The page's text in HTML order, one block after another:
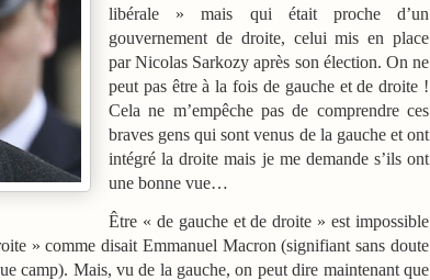
libérale » mais qui était proche d’un
gouvernement de droite, celui mis en place
par Nicolas Sarkozy après son élection. On ne
peut pas être à la fois de gauche et de droite !
Cela ne m’empêche pas de comprendre ces
braves gens qui sont venus de la gauche et ont
intégré la droite mais je me demande s’ils ont
une bonne vue…
Être « de gauche et de droite » est impossible
» comme disait Emmanuel Macron (signifiant sans doute
camp). Mais, vu de la gauche, on peut dire maintenant que